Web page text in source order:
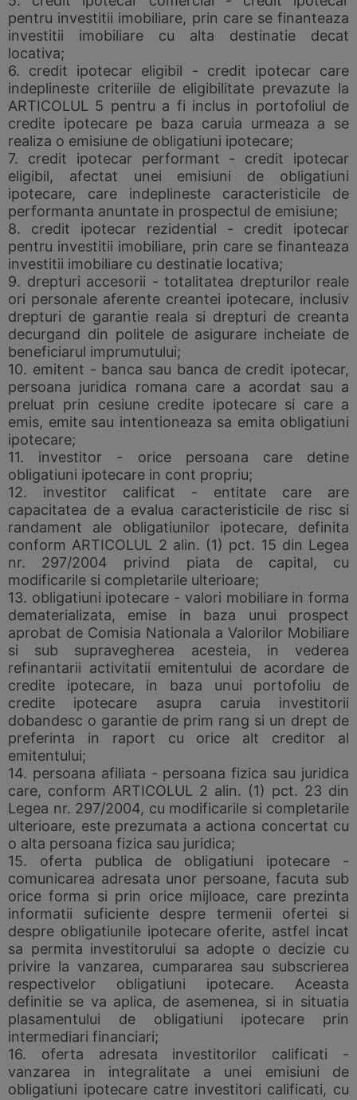
pentru investitii imobiliare, prin care se finanteaza
investitii imobiliare cu alta destinatie decat
locativa;
6. credit ipotecar eligibil - credit ipotecar care
indeplineste criteriile de eligibilitate prevazute la
ARTICOLUL 5 pentru a fi inclus in portofoliul de
credite ipotecare pe baza caruia urmeaza a se
realiza o emisiune de obligatiuni ipotecare;
7. credit ipotecar performant - credit ipotecar
eligibil, afectat unei emisiuni de obligatiuni
ipotecare, care indeplineste caracteristicile de
performanta anuntate in prospectul de emisiune;
8. credit ipotecar rezidential - credit ipotecar
pentru investitii imobiliare, prin care se finanteaza
investitii imobiliare cu destinatie locativa;
9. drepturi accesorii - totalitatea drepturilor reale
ori personale aferente creantei ipotecare, inclusiv
drepturi de garantie reala si drepturi de creanta
decurgand din politele de asigurare incheiate de
beneficiarul imprumutului;
10. emitent - banca sau banca de credit ipotecar,
persoana juridica romana care a acordat sau a
preluat prin cesiune credite ipotecare si care a
emis, emite sau intentioneaza sa emita obligatiuni
ipotecare;
11. investitor - orice persoana care detine
obligatiuni ipotecare in cont propriu;
12. investitor calificat - entitate care are
capacitatea de a evalua caracteristicile de risc si
randament ale obligatiunilor ipotecare, definita
conform ARTICOLUL 2 alin. (1) pct. 15 din Legea
nr. 297/2004 privind piata de capital, cu
modificarile si completarile ulterioare;
13. obligatiuni ipotecare - valori mobiliare in forma
dematerializata, emise in baza unui prospect
aprobat de Comisia Nationala a Valorilor Mobiliare
si sub supravegherea acesteia, in vederea
refinantarii activitatii emitentului de acordare de
credite ipotecare, in baza unui portofoliu de
credite ipotecare asupra caruia investitorii
dobandesc o garantie de prim rang si un drept de
preferinta in raport cu orice alt creditor al
emitentului;
14. persoana afiliata - persoana fizica sau juridica
care, conform ARTICOLUL 2 alin. (1) pct. 23 din
Legea nr. 297/2004, cu modificarile si completarile
ulterioare, este prezumata a actiona concertat cu
o alta persoana fizica sau juridica;
15. oferta publica de obligatiuni ipotecare -
comunicarea adresata unor persoane, facuta sub
orice forma si prin orice mijloace, care prezinta
informatii suficiente despre termenii ofertei si
despre obligatiunile ipotecare oferite, astfel incat
sa permita investitorului sa adopte o decizie cu
privire la vanzarea, cumpararea sau subscrierea
respectivelor obligatiuni ipotecare. Aceasta
definitie se va aplica, de asemenea, si in situatia
plasamentului de obligatiuni ipotecare prin
intermediari financiari;
16. oferta adresata investitorilor calificati -
vanzarea in integralitate a unei emisiuni de
obligatiuni ipotecare catre investitori calificati, cu